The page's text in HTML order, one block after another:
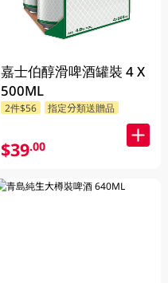
嘉士伯醇滑啤酒罐裝 4 X
500ML
2件$56 指定分類送贈品
$39.00